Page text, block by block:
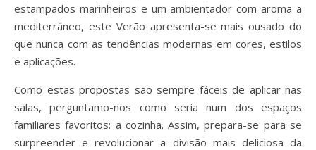
estampados marinheiros e um ambientador com aroma a
mediterrâneo, este Verão apresenta-se mais ousado do
que nunca com as tendências modernas em cores, estilos
e aplicações.
Como estas propostas são sempre fáceis de aplicar nas
salas, perguntamo-nos como seria num dos espaços
familiares favoritos: a cozinha. Assim, prepara-se para se
surpreender e revolucionar a divisão mais deliciosa da